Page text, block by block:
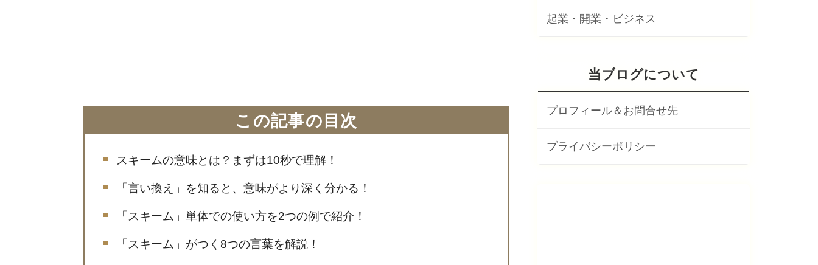
この記事の目次
スキームの意味とは？まずは10秒で理解！
「言い換え」を知ると、意味がより深く分かる！
「スキーム」単体での使い方を2つの例で紹介！
「スキーム」がつく8つの言葉を解説！
起業・開業・ビジネス
当ブログについて
プロフィール＆お問合せ先
プライバシーポリシー